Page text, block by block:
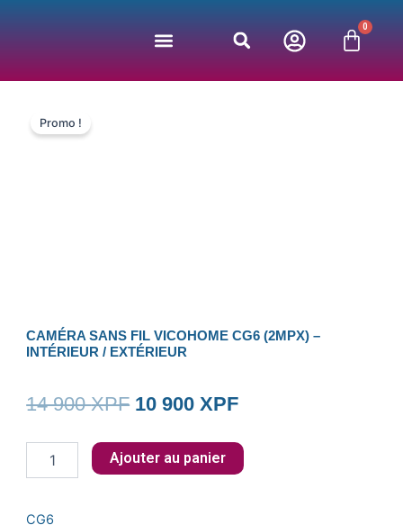
0
Promo !
CAMÉRA SANS FIL VICOHOME CG6 (2MPX) –
INTÉRIEUR / EXTÉRIEUR
14 900XPF Le
initial
10 900 XPFLe
actuel
fil
Ajouter au panier
CG6